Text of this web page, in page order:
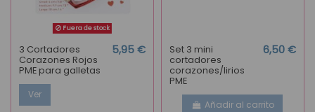
Fuera de stock
3 Cortadores
Corazones Rojos
PME para galletas
5,95 €
Ver
Set 3 mini
cortadores
corazones/lirios
PME
6,50 €
Añadir al carrito